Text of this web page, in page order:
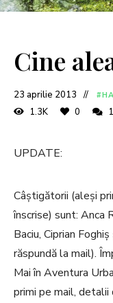
Cine
23 aprilie 2013
1.3K 0
UPDATE:
Câștigătorii (aleși
înscrise) sunt: Anca
Baciu, Ciprian
răspundă la mail).
Mai în Aventura
primi pe mail, detalii